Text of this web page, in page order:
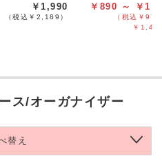
￥1,990
（税込￥2,189）
￥890 ～ ￥
（税込￥
￥
ス/オーガナイザー
替え